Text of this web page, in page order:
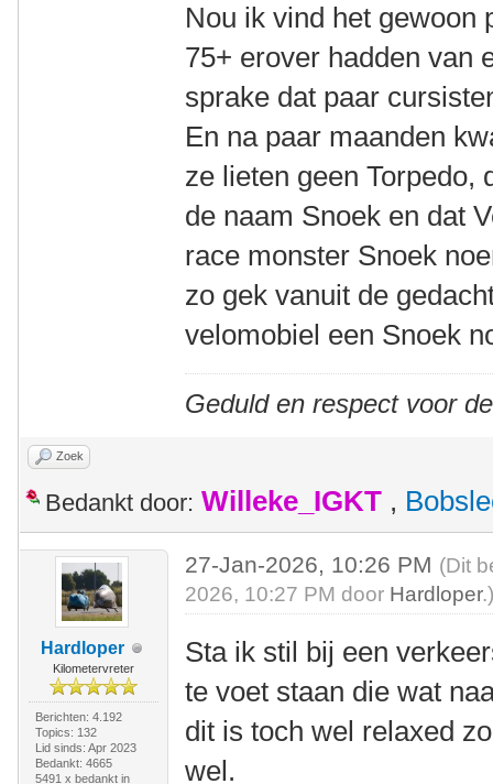
Nou ik vind het gewoon
75+ erover hadden van
sprake dat paar
En na paar maanden
ze lieten geen Torpedo,
de naam Snoek en dat
race monster Snoek
zo gek vanuit de
velomobiel een Snoek
Geduld en respect voor
Zoek
Bedankt door: Willeke_IGKT ,
Hardloper
Kilometervreter
Berichten: 4.192
Topics: 132
Lid sinds: Apr 2023
Bedankt: 4665
5491 x bedankt in
27-Jan-2026, 10:26 PM (Dit
2026, 10:27 PM door Hardloper
Sta ik stil bij een
te voet staan die wat
dit is toch wel relaxed
wel.